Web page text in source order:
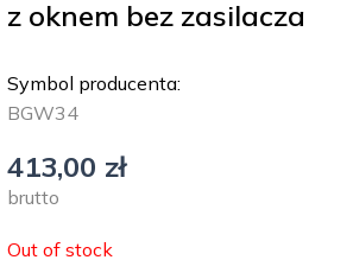
z oknem bez zasilacza
Symbol producenta:
BGW34
413,00 zł
brutto
Out of stock